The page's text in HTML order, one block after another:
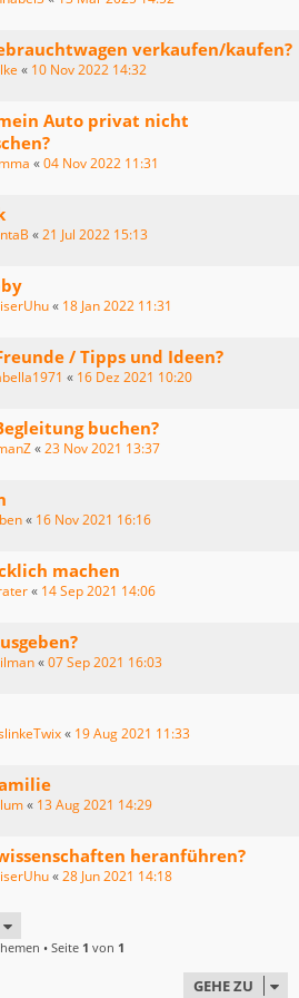
verkaufen/kaufen?
« 10 Nov 2022 14:32
Auto privat nicht
«04 Nov 2022 11:31
«21 Jul 2022 15:13
« 18 Jan 2022 11:31
/ Tipps und Ideen?
« 16 Dez 2021 10:20
buchen?
«23 Nov 2021 13:37
« 16 Nov 2021 16:16
machen
« 14 Sep 2021 14:06
«07 Sep 2021 16:03
« 19 Aug 2021 11:33
« 13 Aug 2021 14:29
heranführen?
«28 Jun 2021 14:18
• Seite 1 von 1
GEHE ZU